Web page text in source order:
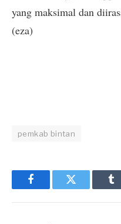
yang maksimal dan
(eza)
pemkab bintan
FacebookTwitter